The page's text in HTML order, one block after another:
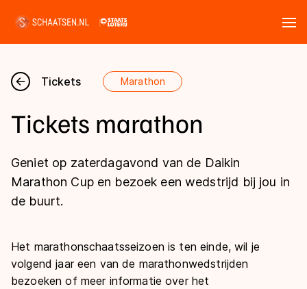
Nieuws
Kalender
Disciplines
Marathon
Shorttrack
Inlineskaten
Langebaan
Shorttrack
Tijden & historie
Tickets Marathon
Tickets marathon
Geniet op zaterdagavond van de Daikin
Marathon Cup en bezoek een wedstrijd bij jou in
de buurt.
Het marathonschaatsseizoen is ten einde, wil je
volgend jaar een van de marathonwedstrijden
bezoeken of meer informatie over het